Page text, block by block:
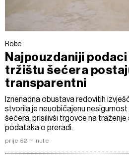
Robe
Najpouzdaniji
tržištu šećera
transparentni
Iznenadna obustava redovitih
stvorila je neuobičajenu
šećera, prisilivši trgovce na
podataka o preradi.
prije 52 minute